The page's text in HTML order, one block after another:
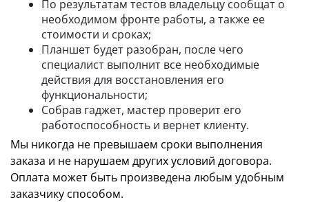
По результатам тестов владельцу сообщат о
необходимом фронте работы, а также ее
стоимости и сроках;
Планшет будет разобран, после чего
специалист выполнит все необходимые
действия для восстановления его
функциональности;
Собрав гаджет, мастер проверит его
работоспособность и вернет клиенту.
Мы никогда не превышаем сроки выполнения
заказа и не нарушаем других условий договора.
Оплата может быть произведена любым удобным
заказчику способом.